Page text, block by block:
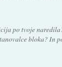
po tvoje
bloka? In